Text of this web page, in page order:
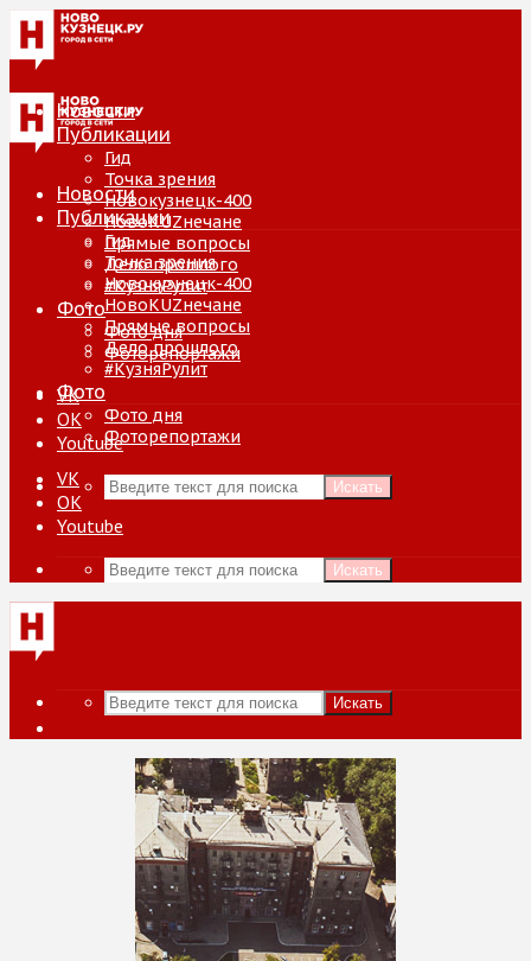
Новости
Публикации
Гид
Точка зрения
Новокузнецк-400
НовоKUZнечане
Прямые вопросы
Дело прошлого
#КузняРулит
Фото
Фото дня
Фоторепортажи
VK
ОК
Youtube
Искать
Новости
Публикации
Гид
Точка зрения
Новокузнецк-400
НовоKUZнечане
Прямые вопросы
Дело прошлого
#КузняРулит
Фото
Фото дня
Фоторепортажи
VK
ОК
Youtube
Искать
Искать